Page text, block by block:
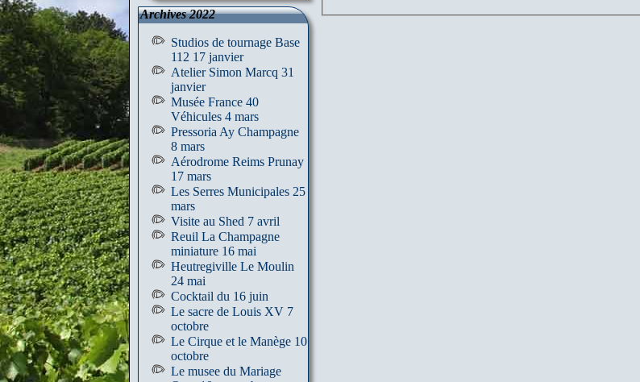
Archives 2022
Studios de tournage Base
112 17 janvier
Atelier Simon Marcq 31
janvier
Musée France 40
Véhicules 4 mars
Pressoria Ay Champagne
8 mars
Aérodrome Reims Prunay
17 mars
Les Serres Municipales 25
mars
Visite au Shed 7 avril
Reuil La Champagne
miniature 16 mai
Heutregiville Le Moulin
24 mai
Cocktail du 16 juin
Le sacre de Louis XV 7
octobre
Le Cirque et le Manège 10
octobre
Le musee du Mariage